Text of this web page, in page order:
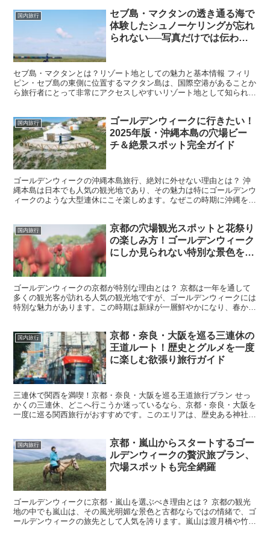
国内旅行
セブ島・マクタンの透き通る海で
体験したシュノーケリングが忘れ
られない──写真だけでは伝わら
セブ島・マクタンとは？リゾート地としての魅力と基本情報 フィリ
ピン・セブ島の東側に位置するマクタン島は、国際空港があることか
ら旅行者にとって非常にアクセスしやすいリゾート地として知られて
国内旅行
ゴールデンウィークに行きたい！
2025年版・沖縄本島の穴場ビー
チ＆絶景スポット完全ガイド
ゴールデンウィークの沖縄本島旅行、絶対に外せない理由とは？ 沖
縄本島は日本でも人気の観光地であり、その魅力は特にゴールデンウ
ィークのような大型連休にこそ楽しめます。なぜこの時期に沖縄を選
国内旅行
京都の穴場観光スポットと花祭り
の楽しみ方！ゴールデンウィーク
にしか見られない特別な景色を満
ゴールデンウィークの京都が特別な理由とは？ 京都は一年を通して
多くの観光客が訪れる人気の観光地ですが、ゴールデンウィークには
特別な魅力があります。この時期は新緑が一層鮮やかになり、春から
国内旅行
京都・奈良・大阪を巡る三連休の
王道ルート！歴史とグルメを一度
に楽しむ欲張り旅行ガイド
三連休で関西を満喫！京都・奈良・大阪を巡る王道旅行プラン せっ
かくの三連休、どこへ行こうか迷っているなら、京都・奈良・大阪を
一度に巡る関西旅行がおすすめです。このエリアは、歴史ある神社仏
国内旅行
京都・嵐山からスタートするゴー
ルデンウィークの贅沢旅プラン、
穴場スポットも完全網羅
ゴールデンウィークに京都・嵐山を選ぶべき理由とは？ 京都の観光
地の中でも嵐山は、その風光明媚な景色と古都ならではの情緒で、ゴ
ールデンウィークの旅先として人気を誇ります。嵐山は渡月橋や竹林